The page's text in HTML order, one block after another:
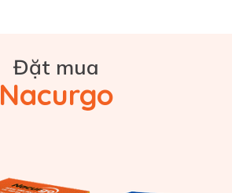
Đặt mua
Nacurgo